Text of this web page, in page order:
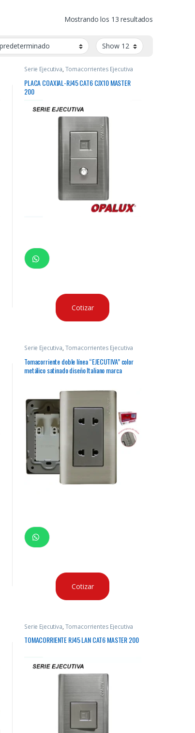
Mostrando los 13 resultados
Serie Ejecutiva, Tomacorrientes Ejecutiva
PLACA COAXIAL-RJ45 CAT6 CJX10 MASTER
200
Cotizar
Serie Ejecutiva, Tomacorrientes Ejecutiva
Tomacorriente doble línea “EJECUTIVA” color
metálico satinado diseño Italiano marca
Cotizar
Serie Ejecutiva, Tomacorrientes Ejecutiva
TOMACORRIENTE RJ45 LAN CAT6 MASTER 200